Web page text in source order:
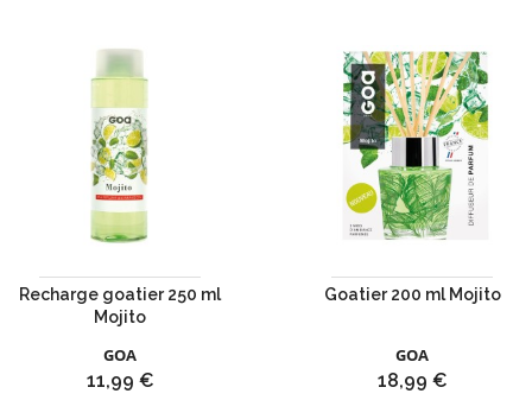
Recharge goatier 250 ml
Mojito
GOA
Prix
11,99 €
Goatier 200 ml Mojito
GOA
Prix
18,99 €